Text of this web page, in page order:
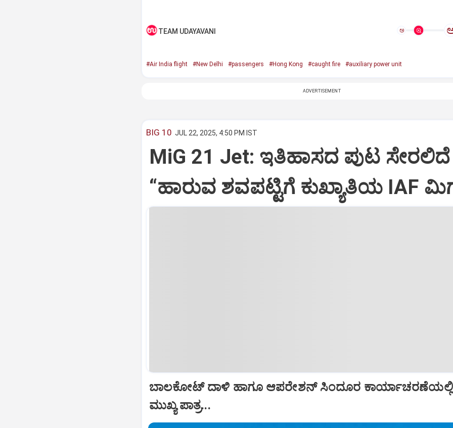
TEAM UDAYAVANI ಅ
#Air India flight #New Delhi #passengers #Hong Kong #caught fire #auxiliary power unit
ADVERTISEMENT
BIG 10 JUL 22, 2025, 4:50 PM IST
MiG 21 Jet: ಇತಿಹಾಸದ ಪುಟ ಸೇರಲಿದೆ
“ಹಾರುವ ಶವಪಟ್ಟಿಗೆ ಕುಖ್ಯಾತಿಯ IAF
ಬಾಲಕೋಟ್‌ ದಾಳಿ ಹಾಗೂ ಆಪರೇಶನ್‌ ಸಿಂದೂರ ಕಾರ್ಯಾಚರಣೆಯಲ್ಲಿ
ಮುಖ್ಯ ಪಾತ್ರ...